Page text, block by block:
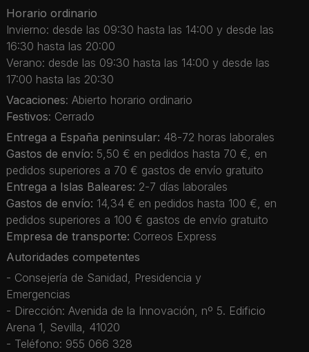
Horario ordinario
Invierno: desde las 09:30 hasta las 14:00 y desde las
16:30 hasta las 20:00
Verano: desde las 09:30 hasta las 14:00 y desde las
17:00 hasta las 20:30
Vacaciones: Abierto horario ordinario
Festivos: Cerrado
Entrega a España peninsular: 48-72 horas laborales
Gastos de envío: 5,50 € en pedidos hasta 70 €, en
pedidos superiores a 70 € gastos de envío gratuito
Entrega a Islas Baleares: 2-7 días laborales
Gastos de envío: 14,34 € en pedidos hasta 100 €, en
pedidos superiores a 100 € gastos de envío gratuito
Empresa de transporte: Correos Express
Autoridades competentes
- Consejería de Sanidad, Presidencia y
Emergencias
- Dirección: Avenida de la Innovación, nº 5. Edificio
Arena 1, Sevilla, 41020
- Teléfono: 955 066 328